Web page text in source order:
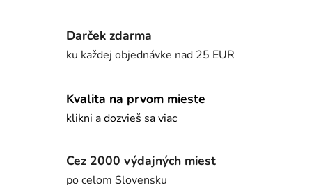
Darček zdarma
ku každej objednávke nad 25 EUR
Kvalita na prvom mieste
klikni a dozvieš sa viac
Cez 2000 výdajných miest
po celom Slovensku